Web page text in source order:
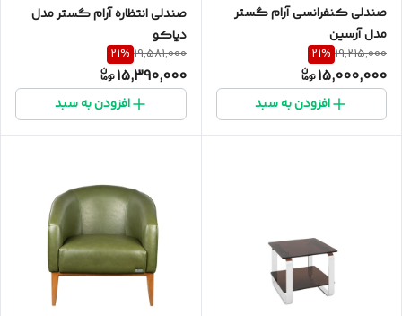
صندلی کنفرانسی آرام گستر
مدل آرسین
19,215,000
21%
15,000,000
افزودن به سبد
صندلی انتظاره آرام گستر مدل
دیاکو
19,581,000
21%
15,390,000
افزودن به سبد